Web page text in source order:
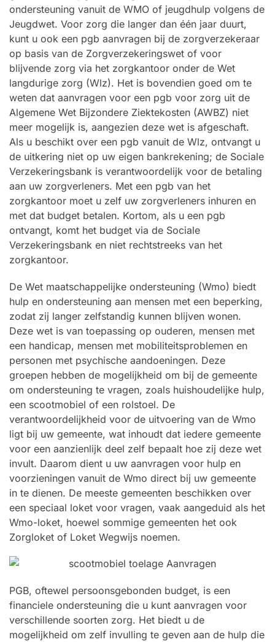
ondersteuning vanuit de WMO of jeugdhulp volgens de
Jeugdwet. Voor zorg die langer dan één jaar duurt,
kunt u ook een pgb aanvragen bij de zorgverzekeraar
op basis van de Zorgverzekeringswet of voor
blijvende zorg via het zorgkantoor onder de Wet
langdurige zorg (Wlz). Het is bovendien goed om te
weten dat aanvragen voor een pgb voor zorg uit de
Algemene Wet Bijzondere Ziektekosten (AWBZ) niet
meer mogelijk is, aangezien deze wet is afgeschaft.
Als u beschikt over een pgb vanuit de Wlz, ontvangt u
de uitkering niet op uw eigen bankrekening; de Sociale
Verzekeringsbank is verantwoordelijk voor de betaling
aan uw zorgverleners. Met een pgb van het
zorgkantoor moet u zelf uw zorgverleners inhuren en
met dat budget betalen. Kortom, als u een pgb
ontvangt, komt het budget via de Sociale
Verzekeringsbank en niet rechtstreeks van het
zorgkantoor.
De Wet maatschappelijke ondersteuning (Wmo) biedt
hulp en ondersteuning aan mensen met een beperking,
zodat zij langer zelfstandig kunnen blijven wonen.
Deze wet is van toepassing op ouderen, mensen met
een handicap, mensen met mobiliteitsproblemen en
personen met psychische aandoeningen. Deze
groepen hebben de mogelijkheid om bij de gemeente
om ondersteuning te vragen, zoals huishoudelijke hulp,
een scootmobiel of een rolstoel. De
verantwoordelijkheid voor de uitvoering van de Wmo
ligt bij uw gemeente, wat inhoudt dat iedere gemeente
voor een aanzienlijk deel zelf bepaalt hoe zij deze wet
invult. Daarom dient u uw aanvragen voor hulp en
voorzieningen vanuit de Wmo direct bij uw gemeente
in te dienen. De meeste gemeenten beschikken over
een speciaal loket voor vragen, vaak aangeduid als het
Wmo-loket, hoewel sommige gemeenten het ook
Zorgloket of Loket Wegwijs noemen.
PGB, oftewel persoonsgebonden budget, is een
financiele ondersteuning die u kunt aanvragen voor
verschillende soorten zorg. Het biedt u de
mogelijkheid om zelf invulling te geven aan de hulp die